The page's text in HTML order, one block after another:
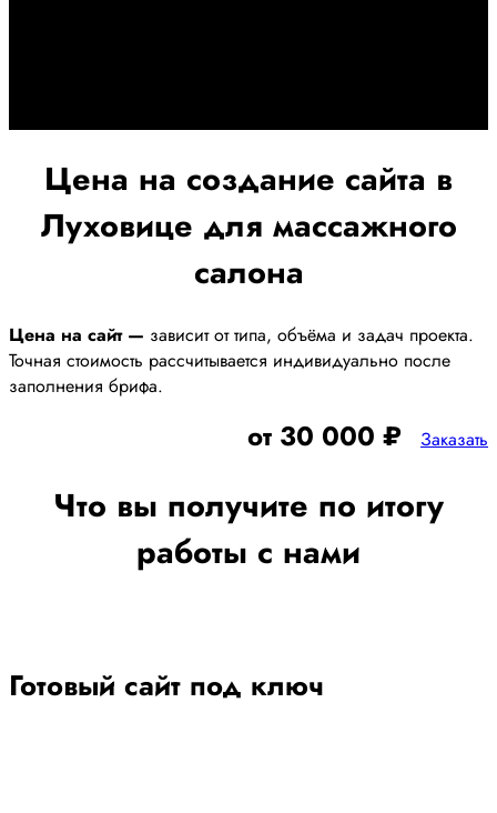
Цена на создание сайта в
Луховице для массажного
салона
Цена на сайт — зависит от типа, объёма и задач проекта.
Точная стоимость рассчитывается индивидуально после
заполнения брифа.
от 30 000 ₽ Заказать
Что вы получите по итогу
работы с нами
Готовый сайт под ключ